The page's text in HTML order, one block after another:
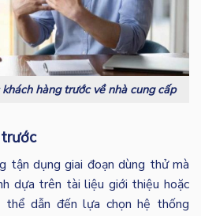
hàng trước về nhà cung cấp
tận dụng giai đoạn dùng thử mà
dựa trên tài liệu giới thiệu hoặc
thể dẫn đến lựa chọn hệ thống